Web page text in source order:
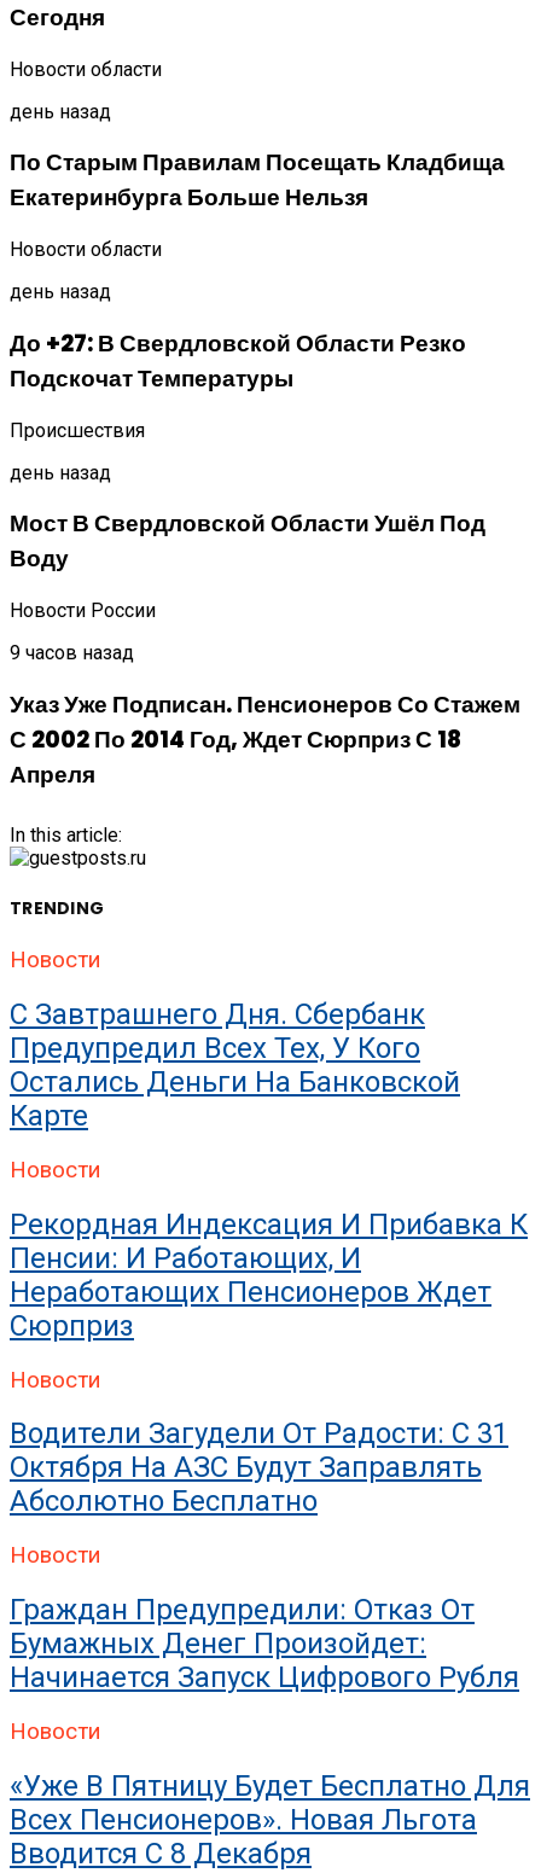
Сегодня
Новости области
день назад
По Старым Правилам Посещать Кладбища
Екатеринбурга Больше Нельзя
Новости области
день назад
До +27: В Свердловской Области Резко
Подскочат Температуры
Происшествия
день назад
Мост В Свердловской Области Ушёл Под
Воду
Новости России
9 часов назад
Указ Уже Подписан. Пенсионеров Со Стажем
С 2002 По 2014 Год, Ждет Сюрприз С 18
Апреля
In this article:
TRENDING
Новости
С Завтрашнего Дня. Сбербанк
Предупредил Всех Тех, У Кого
Остались Деньги На Банковской
Карте
Новости
Рекордная Индексация И Прибавка К
Пенсии: И Работающих, И
Неработающих Пенсионеров Ждет
Сюрприз
Новости
Водители Загудели От Радости: С 31
Октября На АЗС Будут Заправлять
Абсолютно Бесплатно
Новости
Граждан Предупредили: Отказ От
Бумажных Денег Произойдет:
Начинается Запуск Цифрового Рубля
Новости
«Уже В Пятницу Будет Бесплатно Для
Всех Пенсионеров». Новая Льгота
Вводится С 8 Декабря